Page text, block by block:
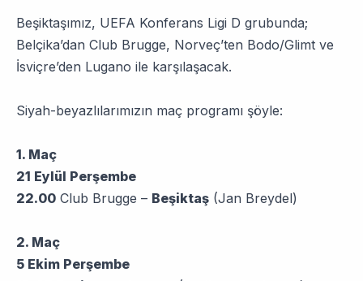
Beşiktaşımız, UEFA Konferans Ligi D grubunda;
Belçika’dan Club Brugge, Norveç’ten Bodo/Glimt ve
İsviçre’den Lugano ile karşılaşacak.
Siyah-beyazlılarımızın maç programı şöyle:
1. Maç
21 Eylül Perşembe
22.00 Club Brugge – Beşiktaş (Jan Breydel)
2. Maç
5 Ekim Perşembe